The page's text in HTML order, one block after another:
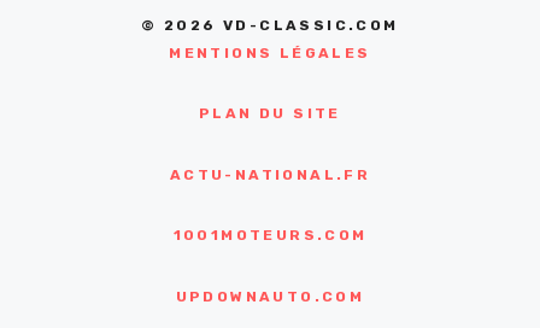
© 2026 VD-CLASSIC.COM
MENTIONS LÉGALES
PLAN DU SITE
ACTU-NATIONAL.FR
1001MOTEURS.COM
UPDOWNAUTO.COM